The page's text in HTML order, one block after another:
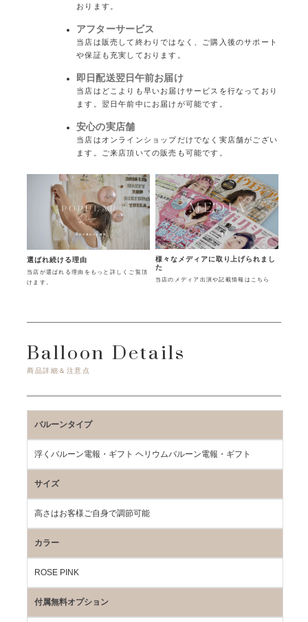
おります。
アフターサービス
当店は販売して終わりではなく、ご購入後のサポート
や保証も充実しております。
即日配送翌日午前お届け
当店はどこよりも早いお届けサービスを行なっており
ます。翌日午前中にお届けが可能です。
安心の実店舗
当店はオンラインショップだけでなく実店舗がござい
ます。ご来店頂いての販売も可能です。
選ばれ続ける理由
当店が選ばれる理由をもっと詳しくご覧頂
けます。
様々なメディアに取り上げられまし
た
当店のメディア出演や記載情報はこちら
Balloon Details
商品詳細＆注意点
バルーンタイプ
浮くバルーン電報・ギフト ヘリウムバルーン電報・ギフト
サイズ
高さはお客様ご自身で調節可能
カラー
ROSE PINK
付属無料オプション